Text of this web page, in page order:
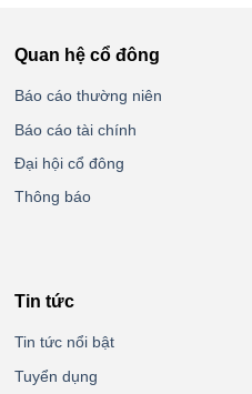
Quan hệ cổ đông
Báo cáo thường niên
Báo cáo tài chính
Đại hội cổ đông
Thông báo
Tin tức
Tin tức nổi bật
Tuyển dụng